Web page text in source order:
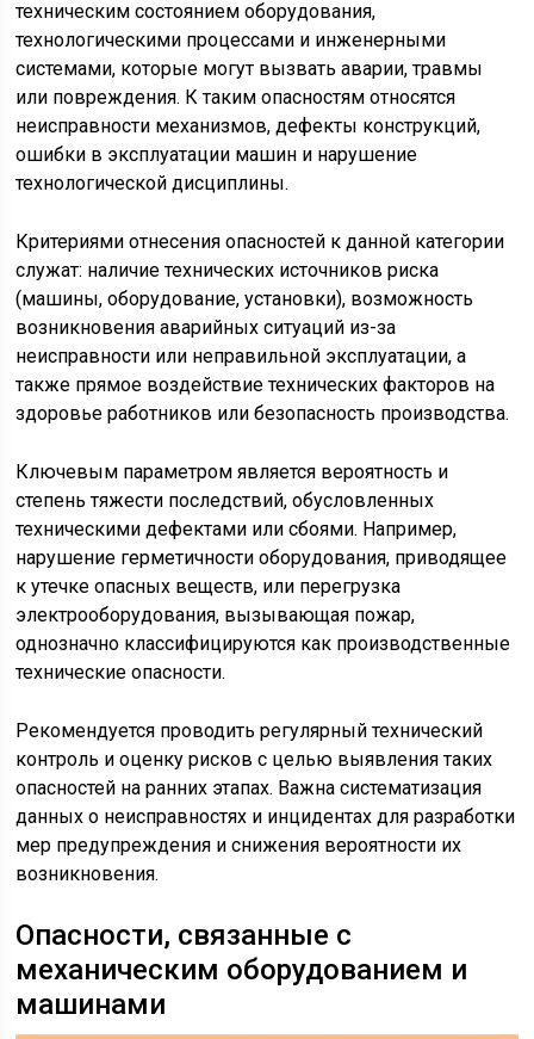
техническим состоянием оборудования,
технологическими процессами и инженерными
системами, которые могут вызвать аварии, травмы
или повреждения. К таким опасностям относятся
неисправности механизмов, дефекты конструкций,
ошибки в эксплуатации машин и нарушение
технологической дисциплины.
Критериями отнесения опасностей к данной категории
служат: наличие технических источников риска
(машины, оборудование, установки), возможность
возникновения аварийных ситуаций из-за
неисправности или неправильной эксплуатации, а
также прямое воздействие технических факторов на
здоровье работников или безопасность производства.
Ключевым параметром является вероятность и
степень тяжести последствий, обусловленных
техническими дефектами или сбоями. Например,
нарушение герметичности оборудования, приводящее
к утечке опасных веществ, или перегрузка
электрооборудования, вызывающая пожар,
однозначно классифицируются как производственные
технические опасности.
Рекомендуется проводить регулярный технический
контроль и оценку рисков с целью выявления таких
опасностей на ранних этапах. Важна систематизация
данных о неисправностях и инцидентах для разработки
мер предупреждения и снижения вероятности их
возникновения.
Опасности, связанные с
механическим оборудованием и
машинами